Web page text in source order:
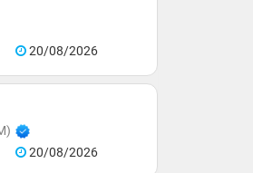
20/08/2026
20/08/2026